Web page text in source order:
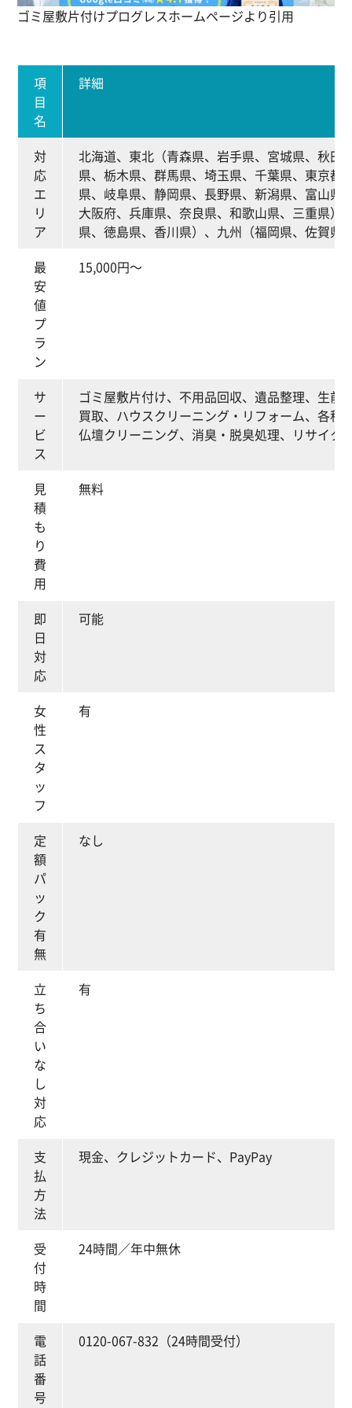
ゴミ屋敷片付けプログレスホームページより引用
項
目
名
詳細
対
応
エ
リ
ア
北海道、東北（青森県、岩手県、宮城県、秋田
県、栃木県、群馬県、埼玉県、千葉県、東京都
県、岐阜県、静岡県、長野県、新潟県、富山県
大阪府、兵庫県、奈良県、和歌山県、三重県）
県、徳島県、香川県）、九州（福岡県、佐賀県
最
安
値
プ
ラ
ン
15,000円～
サ
ー
ビ
ス
ゴミ屋敷片付け、不用品回収、遺品整理、生前
買取、ハウスクリーニング・リフォーム、各種
仏壇クリーニング、消臭・脱臭処理、リサイク
見
積
も
り
費
用
無料
即
日
対
応
可能
女
性
ス
タ
ッ
フ
有
定
額
パ
ッ
ク
有
無
なし
立
ち
合
い
な
し
対
応
有
支
払
方
法
現金、クレジットカード、PayPay
受
付
時
間
24時間／年中無休
電
話
番
号
0120-067-832（24時間受付）